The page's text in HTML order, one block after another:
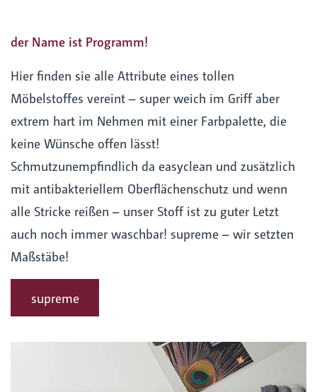
der Name ist Programm!
Hier finden sie alle Attribute eines tollen
Möbelstoffes vereint – super weich im Griff aber
extrem hart im Nehmen mit einer Farbpalette, die
keine Wünsche offen lässt!
Schmutzunempfindlich da easyclean und zusätzlich
mit antibakteriellem Oberflächenschutz und wenn
alle Stricke reißen – unser Stoff ist zu guter Letzt
auch noch immer waschbar! supreme – wir setzten
Maßstäbe!
supreme